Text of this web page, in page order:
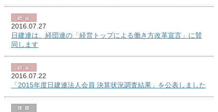
2016.07.27
日建連は、経団連の「経営トップによる働き方改革宣言」に賛
同します
2016.07.22
「2015年度日建連法人会員 決算状況調査結果」を公表しました